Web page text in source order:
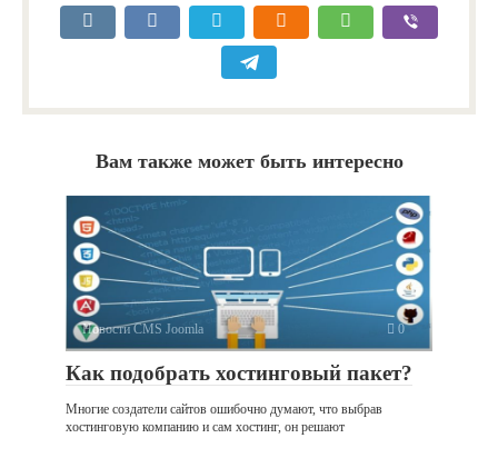
Вам также может быть интересно
Новости CMS Joomla 0
Как подобрать хостинговый пакет?
Многие создатели сайтов ошибочно думают, что выбрав
хостинговую компанию и сам хостинг, он решают